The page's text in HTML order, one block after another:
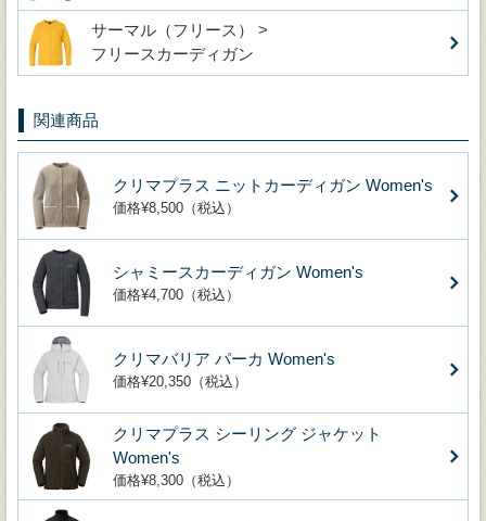
サーマル（フリース） >
フリースカーディガン
関連商品
クリマプラス ニットカーディガン Women's
価格¥8,500（税込）
シャミースカーディガン Women's
価格¥4,700（税込）
クリマバリア パーカ Women's
価格¥20,350（税込）
クリマプラス シーリング ジャケット
Women's
価格¥8,300（税込）